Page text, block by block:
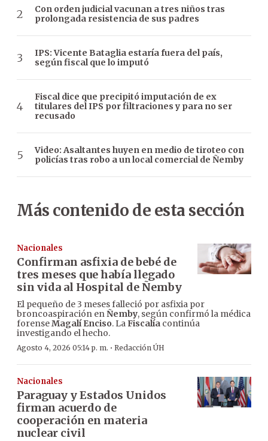
Con orden judicial vacunan a tres niños tras
prolongada resistencia de sus padres
IPS: Vicente Bataglia estaría fuera del país,
según fiscal que lo imputó
Fiscal dice que precipitó imputación de ex
titulares del IPS por filtraciones y para no ser
recusado
Video: Asaltantes huyen en medio de tiroteo con
policías tras robo a un local comercial de Ñemby
Más contenido de esta sección
Nacionales
Confirman asfixia de bebé de
tres meses que había llegado
sin vida al Hospital de Ñemby
El pequeño de 3 meses falleció por asfixia por
broncoaspiración enÑemby, según confirmó la médica
forenseMagalí Enciso. LaFiscalía continúa
investigando el hecho.
Agosto 4, 2026 05:14 p. m. · Redacción ÚH
Nacionales
Paraguay y Estados Unidos
firman acuerdo de
cooperación en materia
nuclear civil